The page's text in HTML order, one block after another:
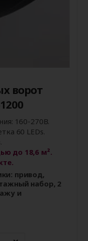
ворот
160-270В.
60 LEDs.
до 18,6 м².
привод,
набор, 2
и